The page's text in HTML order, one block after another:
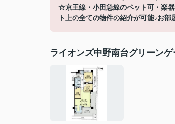
☆京王線・小田急線のペット可・楽
ト上の全ての物件の紹介が可能♪お
ライオンズ中野南台グリーン